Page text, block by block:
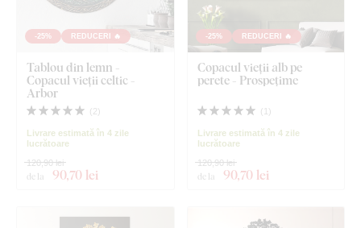
-25% REDUCERI 🔥
Tablou din lemn -
Copacul vieții celtic -
Arbor
( 2)
Livrare estimată în 4 zile
lucrătoare
de la 90,70 lei
120,90 lei
-25% REDUCERI 🔥
Copacul vieții alb pe
perete - Prospețime
( 1 )
Livrare estimată în 4 zile
lucrătoare
de la 90,70 lei
120,90 lei